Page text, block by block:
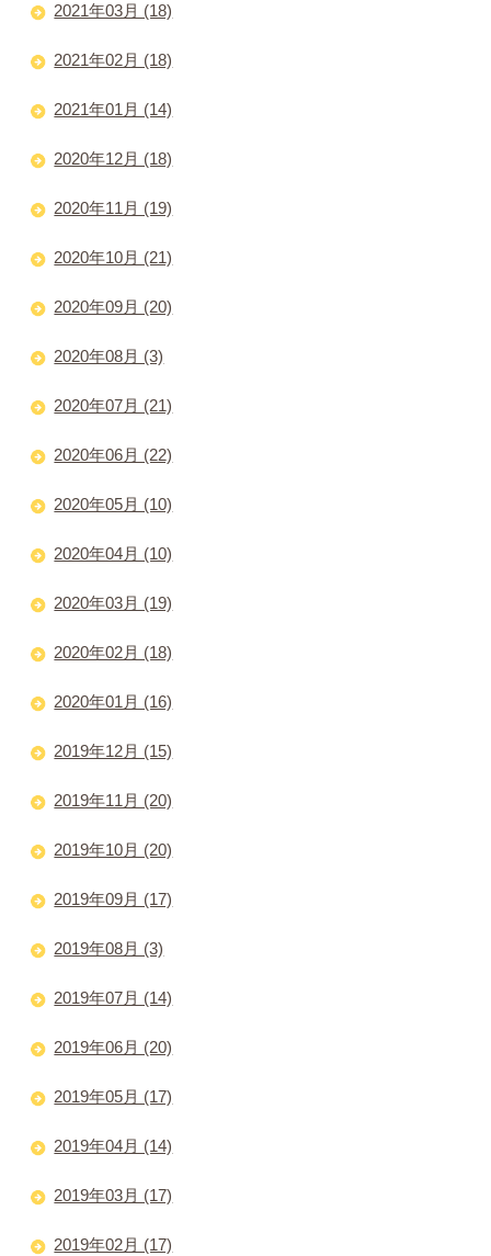
2021年03月 (18)
2021年02月 (18)
2021年01月 (14)
2020年12月 (18)
2020年11月 (19)
2020年10月 (21)
2020年09月 (20)
2020年08月 (3)
2020年07月 (21)
2020年06月 (22)
2020年05月 (10)
2020年04月 (10)
2020年03月 (19)
2020年02月 (18)
2020年01月 (16)
2019年12月 (15)
2019年11月 (20)
2019年10月 (20)
2019年09月 (17)
2019年08月 (3)
2019年07月 (14)
2019年06月 (20)
2019年05月 (17)
2019年04月 (14)
2019年03月 (17)
2019年02月 (17)